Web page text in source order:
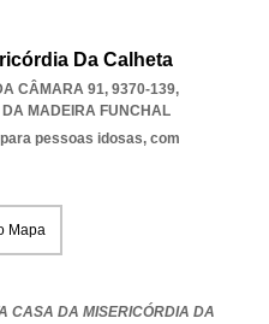
Da Calheta
CÂMARA 91, 9370-139,
DA MADEIRA FUNCHAL
pessoas idosas, com
Mapa
CASA DA MISERICÓRDIA DA